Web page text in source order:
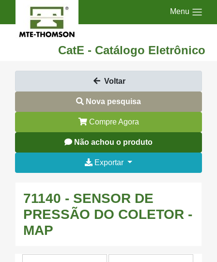
Menu
CatE - Catálogo Eletrônico
Voltar
Nova pesquisa
Compre Agora
Não achou o produto
Exportar
71140 - SENSOR DE
PRESSÃO DO COLETOR -
MAP